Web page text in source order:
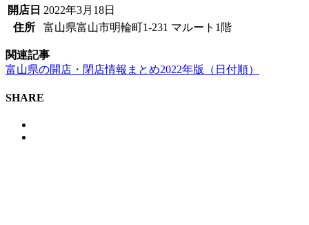
開店日 2022年3月18日
住所
富山県富山市明輪町1-231 マルート1階
関連記事
富山県の開店・閉店情報まとめ2022年版（日付順）
SHARE